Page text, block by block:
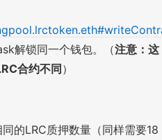
解锁同一个钱包。（注意：这
合约不同）
的LRC质押数量（同样需要18